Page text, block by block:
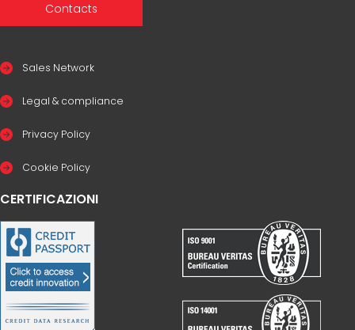
Contacts
Sales Network
Legal & compliance
Privacy Policy
Cookie Policy
CERTIFICAZIONI